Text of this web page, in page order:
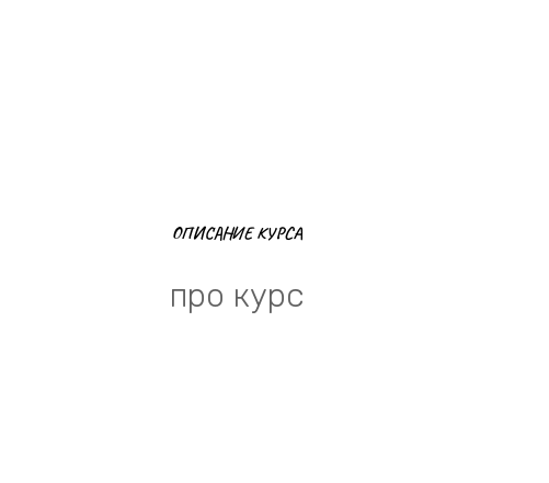
ОПИСАНИЕ КУРСА
про курс